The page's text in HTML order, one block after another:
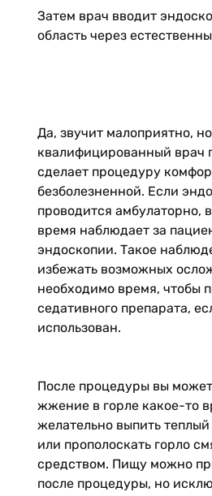
Затем врач вводит
область через
Да, звучит малоприятно, но
квалифицированный врач
сделает процедуру
безболезненной. Если
проводится амбулаторно,
время наблюдает за
эндоскопии. Такое
избежать возможных
необходимо время, чтобы
седативного препарата,
использован.
После процедуры вы
жжение в горле какое-то
желательно выпить
или прополоскать горло
средством. Пищу можно
после процедуры, но